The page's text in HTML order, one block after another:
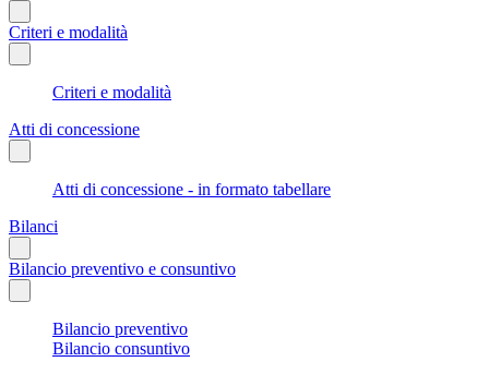
Criteri e modalità
Criteri e modalità
Atti di concessione
Atti di concessione - in formato tabellare
Bilanci
Bilancio preventivo e consuntivo
Bilancio preventivo
Bilancio consuntivo